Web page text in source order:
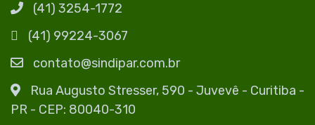
(41) 3254-1772
(41) 99224-3067
contato@sindipar.com.br
Rua Augusto Stresser, 590 - Juvevê - Curitiba -
PR - CEP: 80040-310